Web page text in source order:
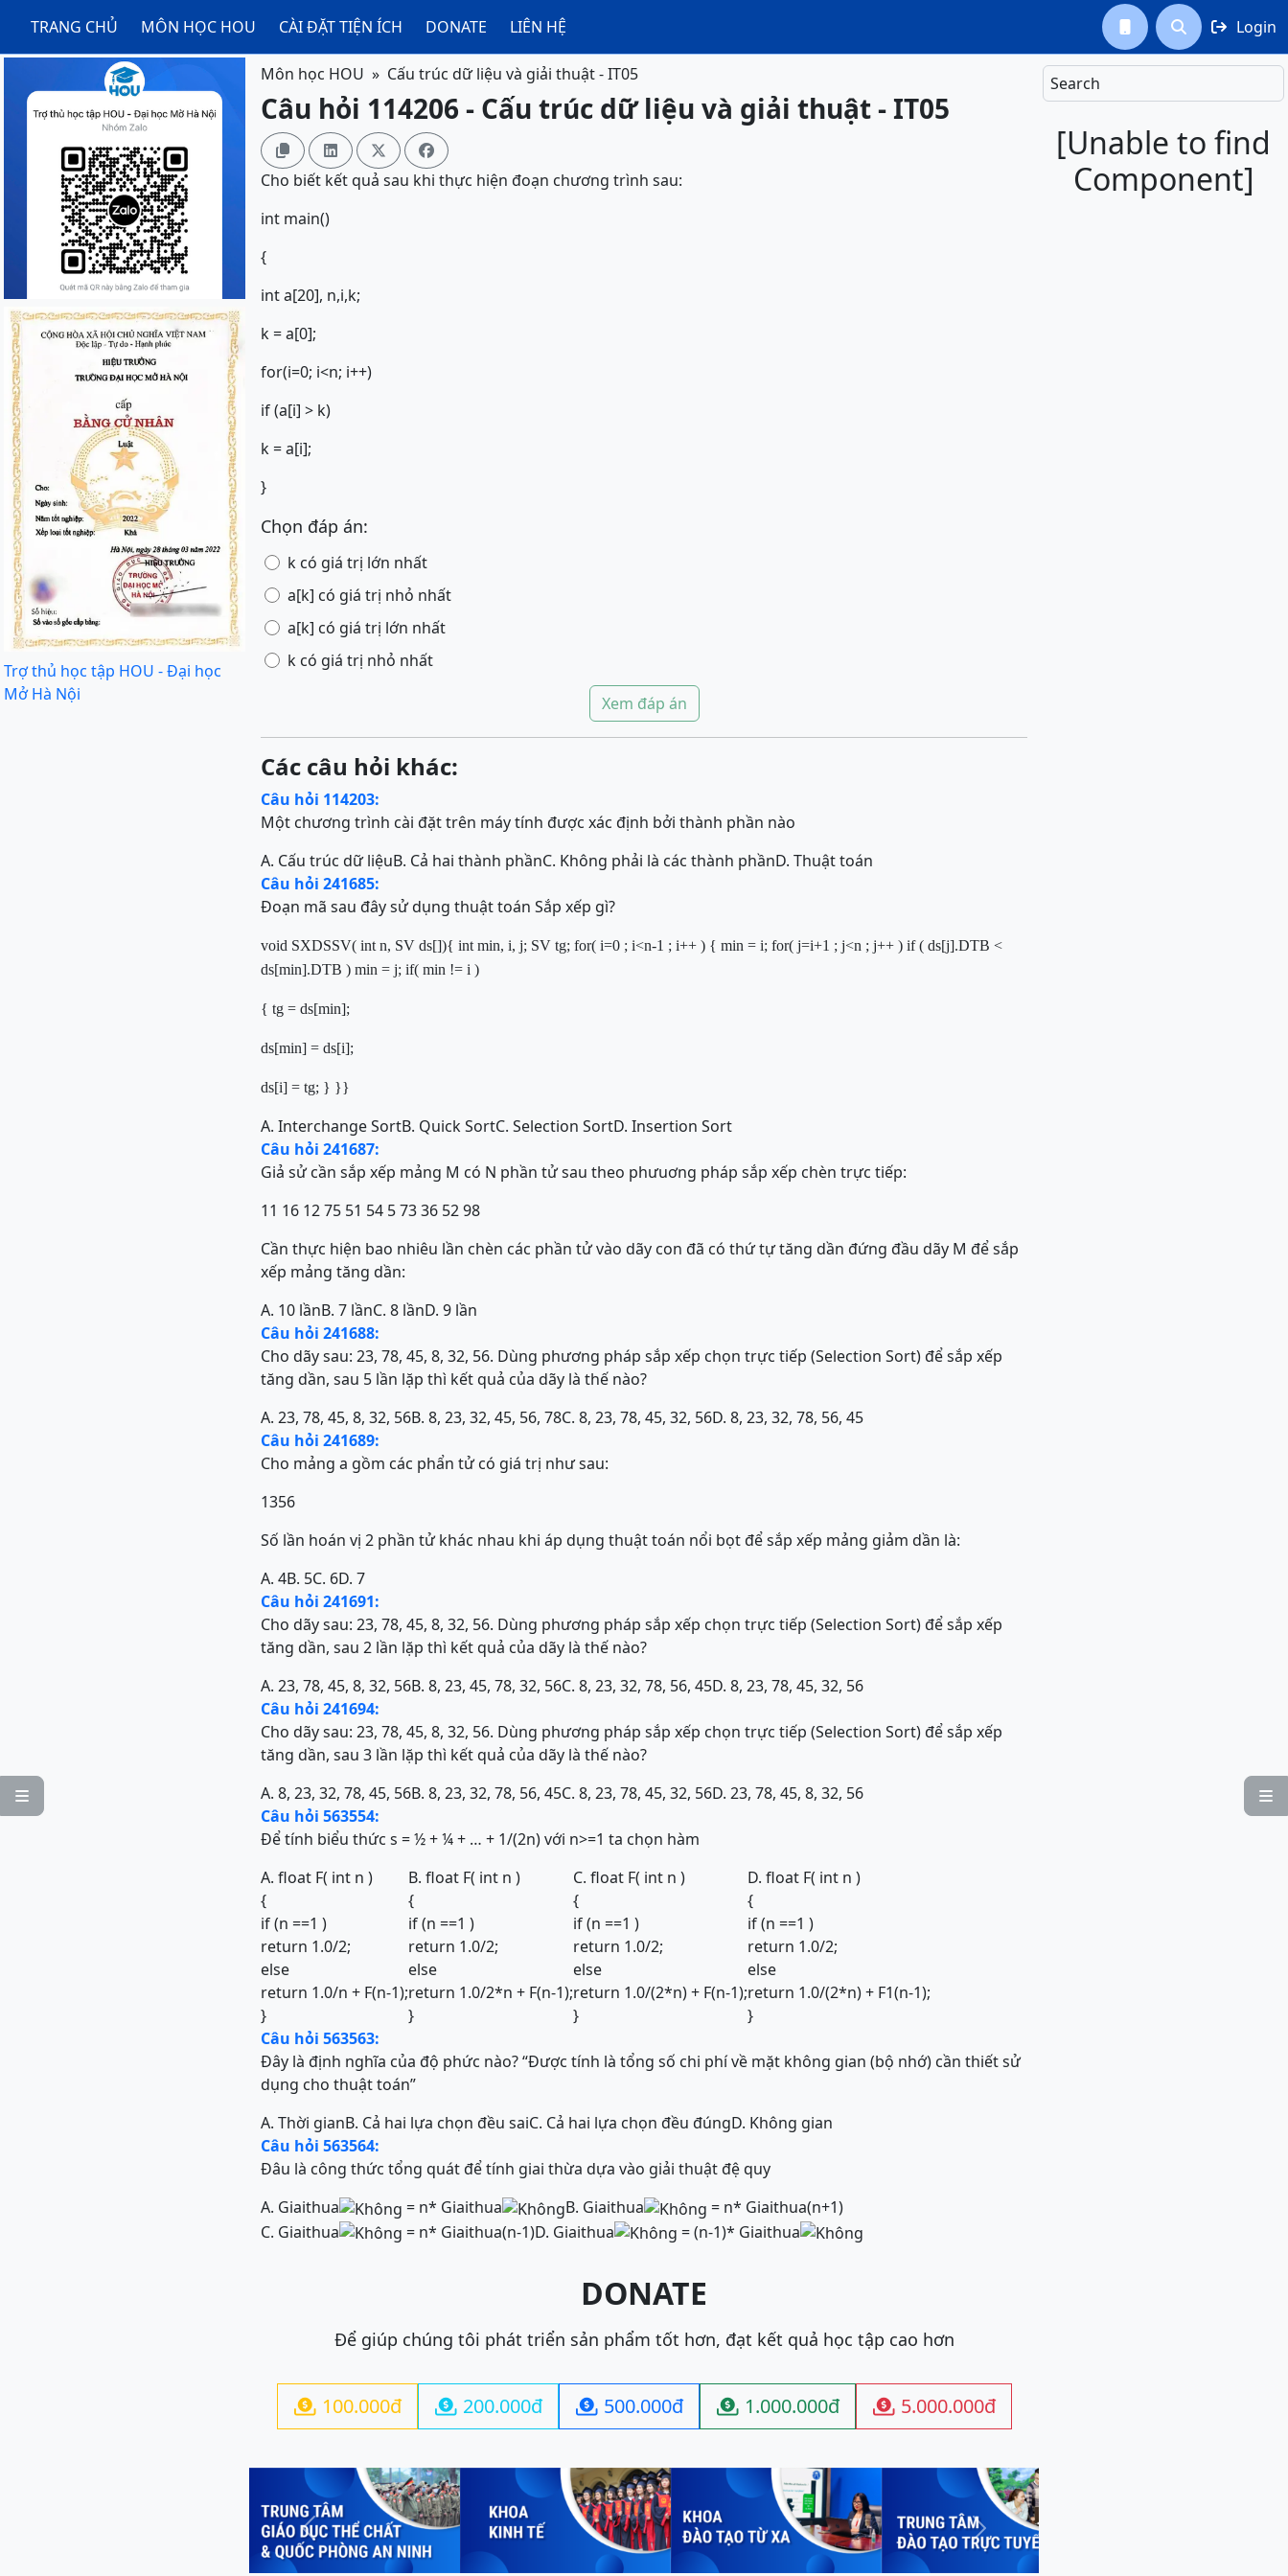
TRANG CHỦ MÔN HỌC HOU CÀI ĐẶT TIỆN ÍCH DONATE LIÊN HỆ   Login

Search
[Unable to find
Component]

Trợ thủ học tập HOU - Đại học
Mở Hà Nội
Môn học HOU Cấu trúc dữ liệu và giải thuật - IT05
Câu hỏi 114206 - Cấu trúc dữ liệu và giải thuật - IT05
   
Cho biết kết quả sau khi thực hiện đoạn chương trình sau:
int main()
{
int a[20], n,i,k;
k = a[0];
for(i=0; i<n; i++)
if (a[i] > k)
k = a[i];
}
Chọn đáp án:
k có giá trị lớn nhất
a[k] có giá trị nhỏ nhất
a[k] có giá trị lớn nhất
k có giá trị nhỏ nhất
Xem đáp án
Các câu hỏi khác:
Câu hỏi 114203:
Một chương trình cài đặt trên máy tính được xác định bởi thành phần nào
A. Cấu trúc dữ liệuB. Cả hai thành phầnC. Không phải là các thành phầnD. Thuật toán
Câu hỏi 241685:
Đoạn mã sau đây sử dụng thuật toán Sắp xếp gì?
void SXDSSV( int n, SV ds[]){ int min, i, j; SV tg; for( i=0 ; i<n-1 ; i++ ) { min = i; for( j=i+1 ; j<n ; j++ ) if( ds[j].DTB <
ds[min].DTB ) min = j; if( min != i )
{ tg = ds[min];
ds[min] = ds[i];
ds[i] = tg; } }}
A. Interchange SortB. Quick SortC. Selection SortD. Insertion Sort
Câu hỏi 241687:
Giả sử cần sắp xếp mảng M có N phần tử sau theo phưuơng pháp sắp xếp chèn trực tiếp:
11 16 12 75 51 54 5 73 36 52 98
Cần thực hiện bao nhiêu lần chèn các phần tử vào dãy con đã có thứ tự tăng dần đứng đầu dãy M để sắp
xếp mảng tăng dần:
A. 10 lầnB. 7 lầnC. 8 lầnD. 9 lần
Câu hỏi 241688:
Cho dãy sau: 23, 78, 45, 8, 32, 56. Dùng phương pháp sắp xếp chọn trực tiếp (Selection Sort) để sắp xếp
tăng dần, sau 5 lần lặp thì kết quả của dãy là thế nào?
A. 23, 78, 45, 8, 32, 56B. 8, 23, 32, 45, 56, 78C. 8, 23, 78, 45, 32, 56D. 8, 23, 32, 78, 56, 45
Câu hỏi 241689:
Cho mảng a gồm các phẩn tử có giá trị như sau:
1356
Số lần hoán vị 2 phần tử khác nhau khi áp dụng thuật toán nổi bọt để sắp xếp mảng giảm dần là:
A. 4B. 5C. 6D. 7
Câu hỏi 241691:
Cho dãy sau: 23, 78, 45, 8, 32, 56. Dùng phương pháp sắp xếp chọn trực tiếp (Selection Sort) để sắp xếp
tăng dần, sau 2 lần lặp thì kết quả của dãy là thế nào?
A. 23, 78, 45, 8, 32, 56B. 8, 23, 45, 78, 32, 56C. 8, 23, 32, 78, 56, 45D. 8, 23, 78, 45, 32, 56
Câu hỏi 241694:
Cho dãy sau: 23, 78, 45, 8, 32, 56. Dùng phương pháp sắp xếp chọn trực tiếp (Selection Sort) để sắp xếp
tăng dần, sau 3 lần lặp thì kết quả của dãy là thế nào?
A. 8, 23, 32, 78, 45, 56B. 8, 23, 32, 78, 56, 45C. 8, 23, 78, 45, 32, 56D. 23, 78, 45, 8, 32, 56
Câu hỏi 563554:
Để tính biểu thức s = ½ + ¼ + … + 1/(2n) với n>=1 ta chọn hàm
A. float F( int n )
{
if (n ==1 )
return 1.0/2;
else
return 1.0/n + F(n-1);
}
B. float F( int n )
{
if (n ==1 )
return 1.0/2;
else
return 1.0/2*n + F(n-1);
}
C. float F( int n )
{
if (n ==1 )
return 1.0/2;
else
return 1.0/(2*n) + F(n-1);
}
D. float F( int n )
{
if (n ==1 )
return 1.0/2;
else
return 1.0/(2*n) + F1(n-1);
}
Câu hỏi 563563:
Đây là định nghĩa của độ phức nào? “Được tính là tổng số chi phí về mặt không gian (bộ nhớ) cần thiết sử
dụng cho thuật toán”
A. Thời gianB. Cả hai lựa chọn đều saiC. Cả hai lựa chọn đều đúngD. Không gian
Câu hỏi 563564:
Đâu là công thức tổng quát để tính giai thừa dựa vào giải thuật đệ quy
A. Giaithua
= n* Giaithua B. Giaithua
= n* Giaithua(n+1)
C. Giaithua
= n* Giaithua(n-1)D. Giaithua = (n-1)* Giaithua
DONATE
Để giúp chúng tôi phát triển sản phẩm tốt hơn, đạt kết quả học tập cao hơn
 100.000đ  200.000đ  500.000đ  1.000.000đ  5.000.000đ
Previous Next